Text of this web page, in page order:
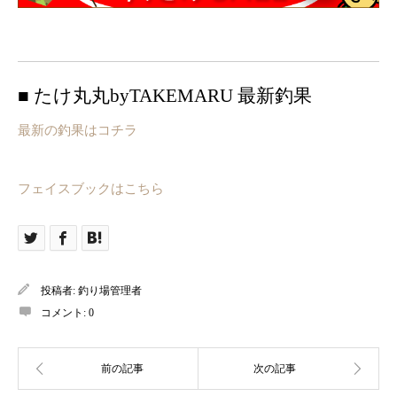
■ たけ丸丸byTAKEMARU 最新釣果
最新の釣果はコチラ
フェイスブックはこちら
投稿者: 釣り場管理者
コメント: 0